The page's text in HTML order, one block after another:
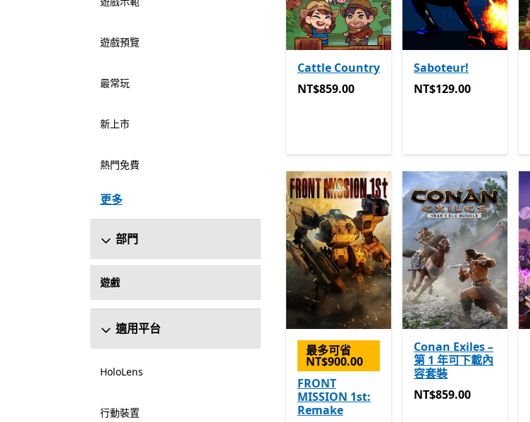
遊戲預覽
最常玩
新上市
熱門免費
更多
部門
遊戲
適用平台
HoloLens
行動裝置
Cattle Country
NT$859.00
NT$859.00
Saboteur!
NT$129.00
NT$129.00
最多可省
NT$900.00
FRONT
MISSION 1st:
Remake
Conan Exiles –
第 1 年可下載內
容套裝
NT$859.00
NT$859.00